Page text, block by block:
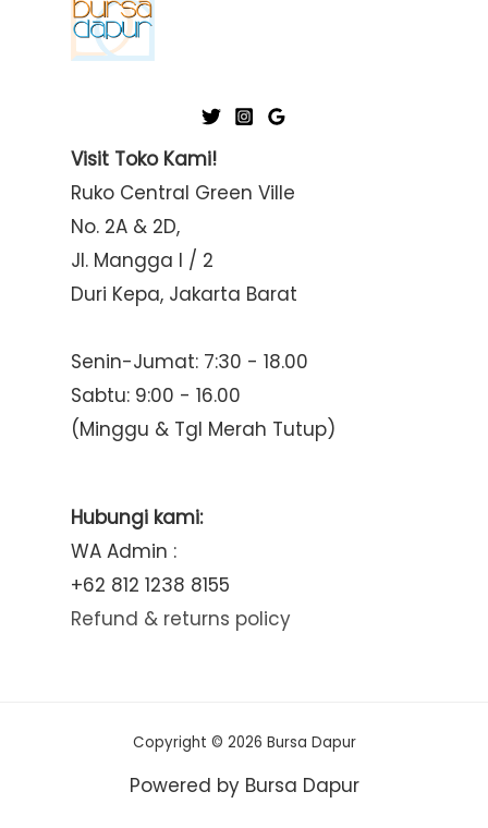
Visit Toko Kami!
Ruko Central Green Ville
No. 2A & 2D,
Jl. Mangga I / 2
Duri Kepa, Jakarta Barat
Senin-Jumat: 7:30 - 18.00
Sabtu: 9:00 - 16.00
(Minggu & Tgl Merah Tutup)
Hubungi kami:
WA Admin :
+62 812 1238 8155
Refund & returns policy
Copyright © 2026 Bursa Dapur
Powered by Bursa Dapur